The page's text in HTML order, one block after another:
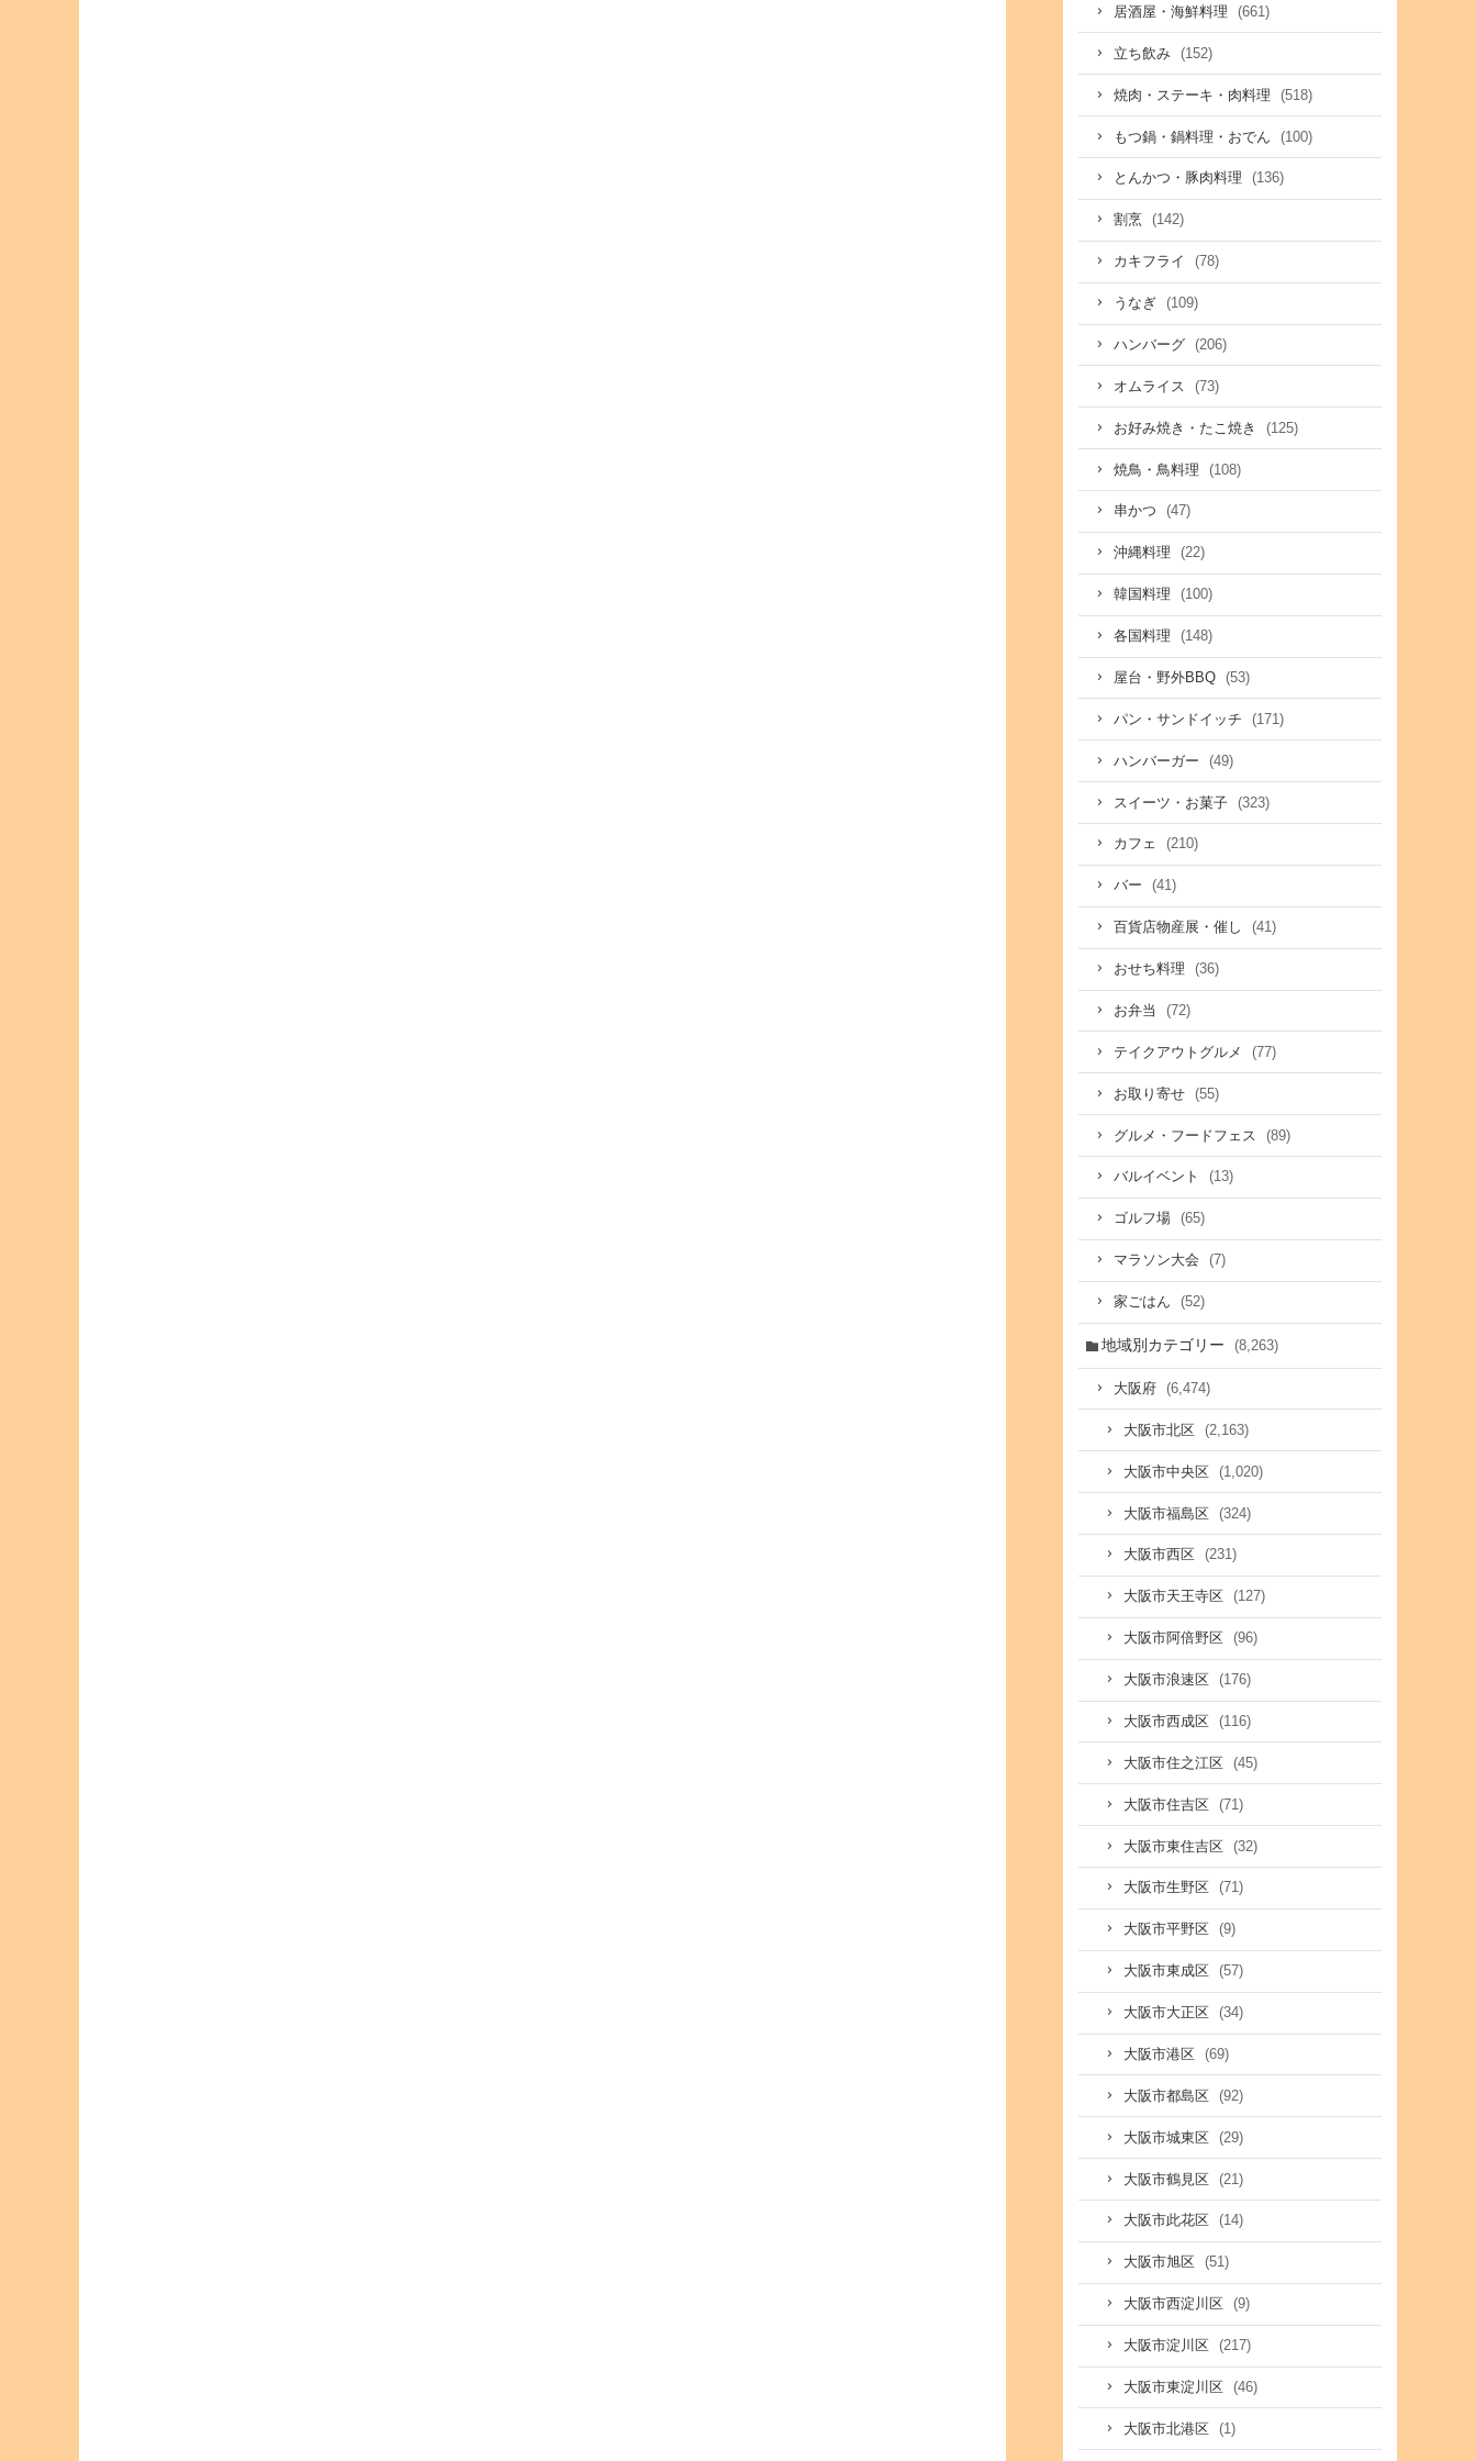
居酒屋・海鮮料理 (661)
立ち飲み (152)
焼肉・ステーキ・肉料理 (518)
もつ鍋・鍋料理・おでん (100)
とんかつ・豚肉料理 (136)
割烹 (142)
カキフライ (78)
うなぎ (109)
ハンバーグ (206)
オムライス (73)
お好み焼き・たこ焼き (125)
焼鳥・鳥料理 (108)
串かつ (47)
沖縄料理 (22)
韓国料理 (100)
各国料理 (148)
屋台・野外BBQ (53)
パン・サンドイッチ (171)
ハンバーガー (49)
スイーツ・お菓子 (323)
カフェ (210)
バー (41)
百貨店物産展・催し (41)
おせち料理 (36)
お弁当 (72)
テイクアウトグルメ (77)
お取り寄せ (55)
グルメ・フードフェス (89)
バルイベント (13)
ゴルフ場 (65)
マラソン大会 (7)
家ごはん (52)
地域別カテゴリー (8,263)
大阪府 (6,474)
大阪市北区 (2,163)
大阪市中央区 (1,020)
大阪市福島区 (324)
大阪市西区 (231)
大阪市天王寺区 (127)
大阪市阿倍野区 (96)
大阪市浪速区 (176)
大阪市西成区 (116)
大阪市住之江区 (45)
大阪市住吉区 (71)
大阪市東住吉区 (32)
大阪市生野区 (71)
大阪市平野区 (9)
大阪市東成区 (57)
大阪市大正区 (34)
大阪市港区 (69)
大阪市都島区 (92)
大阪市城東区 (29)
大阪市鶴見区 (21)
大阪市此花区 (14)
大阪市旭区 (51)
大阪市西淀川区 (9)
大阪市淀川区 (217)
大阪市東淀川区 (46)
大阪市北港区 (1)